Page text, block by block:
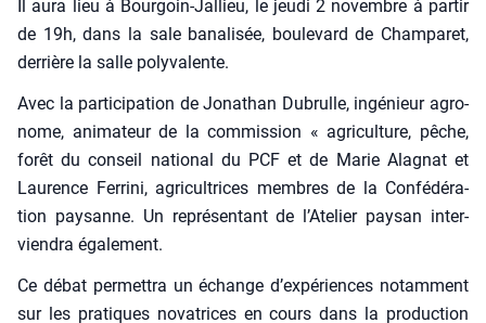
Il aura lieu à Bour­goin-Jal­lieu, le jeu­di 2 novembre à par­tir
de 19h, dans la sale bana­li­sée, bou­le­vard de Cham­pa­ret,
der­rière la salle poly­va­lente.
Avec la par­ti­ci­pa­tion de Jona­than Dubrulle, ingé­nieur agro­
nome, ani­ma­teur de la com­mis­sion « agri­cul­ture, pêche,
forêt du conseil natio­nal du PCF et de Marie Ala­gnat et
Lau­rence Fer­ri­ni, agri­cul­trices membres de la Confé­dé­ra­
tion pay­sanne. Un repré­sen­tant de l’A­te­lier pay­san inter­
vien­dra éga­le­ment.
Ce débat per­met­tra un échange d’ex­pé­riences notam­ment
sur les pra­tiques nova­trices en cours dans la pro­duc­tion